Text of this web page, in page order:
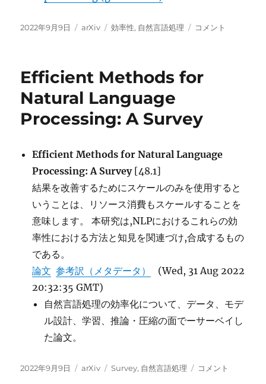
投
2022年9月9日
カ
ー
arXiv
タ
効率性, 自然言語処理
A
for
Models
に
コメント
Efficient Methods for
Natural Language
Processing: A Survey
Efficient Methods for Natural Language
Processing: A Survey [48.1]
結果を改善するためにスケールのみを使用すると
いうことは、リソース消費もスケールすることを
意味します。 本研究は,NLPにおけるこれらの効
率性における方法と知見を関連づけ,合成するもの
である。
論文 参考訳（メタデータ）
(Wed, 31 Aug 2022
20:32:35 GMT)
自然言語処理の効率化について、データ、モデ
ル設計、学習、推論・圧縮の面でーサーベイし
た論文。
投
2022年9月9日
カ
arXiv
タ
Survey, 自然言語処理
Efficient
コメント